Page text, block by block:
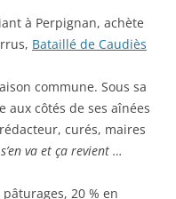
à Perpignan, achète
Bataillé de Caudiès
commune. Sous sa
aux côtés de ses aînées
curés, maires
va et ça revient …
20 % en